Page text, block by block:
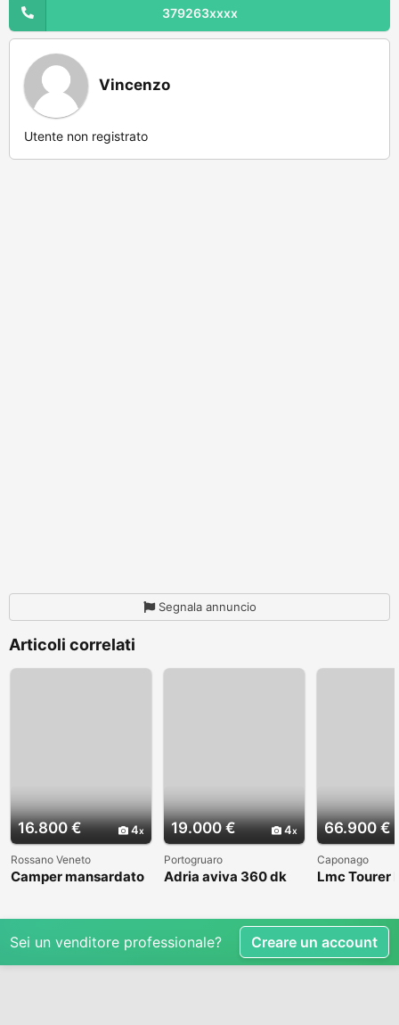
379263xxxx
Vincenzo
Utente non registrato
Segnala annuncio
Articoli correlati
16.800 € 4
Rossano Veneto
Camper mansardato
19.000 € 4
Portogruaro
Adria aviva 360 dk
66.900 €
Caponago
Lmc Tourer
Sei un venditore professionale? Creare un account